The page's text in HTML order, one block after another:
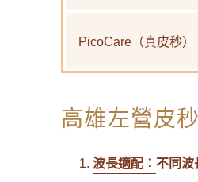
PicoCare（真皮秒）
高雄左營皮
波長適配：不同波